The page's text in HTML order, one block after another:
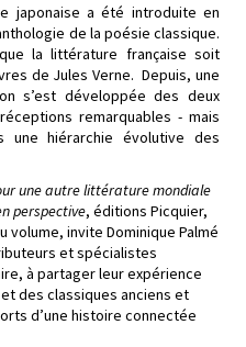
japonaise a été introduite en
de la poésie classique.
la littérature française soit
de Jules Verne. Depuis, une
s’est développée des deux
remarquables - mais
une hiérarchie évolutive des
une autre littérature mondiale
perspective, éditions Picquier,
volume, invite Dominique Palmé
et spécialistes
à partager leur expérience
des classiques anciens et
d’une histoire connectée